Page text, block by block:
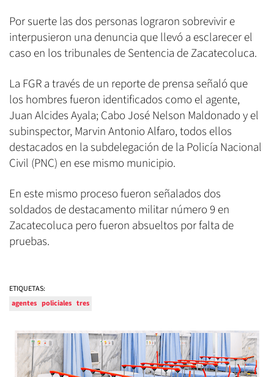
Por suerte las dos personas lograron sobrevivir e
interpusieron una denuncia que llevó a esclarecer el
caso en los tribunales de Sentencia de Zacatecoluca.
La FGR a través de un reporte de prensa señaló que
los hombres fueron identificados como el agente,
Juan Alcides Ayala; Cabo José Nelson Maldonado y el
subinspector, Marvin Antonio Alfaro, todos ellos
destacados en la subdelegación de la Policía Nacional
Civil (PNC) en ese mismo municipio.
En este mismo proceso fueron señalados dos
soldados de destacamento militar número 9 en
Zacatecoluca pero fueron absueltos por falta de
pruebas.
ETIQUETAS:
agentes policiales tres